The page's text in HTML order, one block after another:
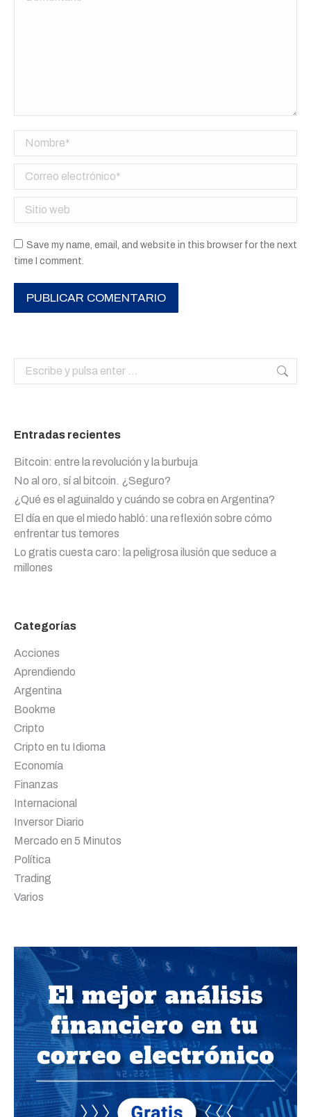
Nombre *
Correo electrónico *
Sitio web
Save my name, email, and website in this browser for the next
time I comment.
PUBLICAR COMENTARIO
Buscar:
Entradas recientes
Bitcoin: entre la revolución y la burbuja
No al oro, sí al bitcoin. ¿Seguro?
¿Qué es el aguinaldo y cuándo se cobra en Argentina?
El día en que el miedo habló: una reflexión sobre cómo
enfrentar tus temores
Lo gratis cuesta caro: la peligrosa ilusión que seduce a
millones
Categorías
Acciones
Aprendiendo
Argentina
Bookme
Cripto
Cripto en tu Idioma
Economía
Finanzas
Internacional
Inversor Diario
Mercado en 5 Minutos
Política
Trading
Varios